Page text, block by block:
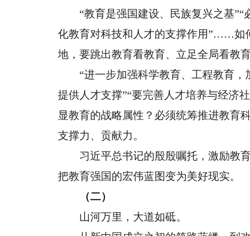
“教育是强国建设、民族复兴之基”“
化教育对科技和人才的支撑作用”……如
地，要跳出教育看教育、立足全局看教
“进一步加强科学教育、工程教育，
提供人才支撑”“要完善人才培养与经
显教育的战略属性？必须统筹推进教育
支撑力、贡献力。
习近平总书记的殷殷嘱托，激励教育
把教育强国的宏伟蓝图变为美好现实。
（二）
山河万里，大道如砥。